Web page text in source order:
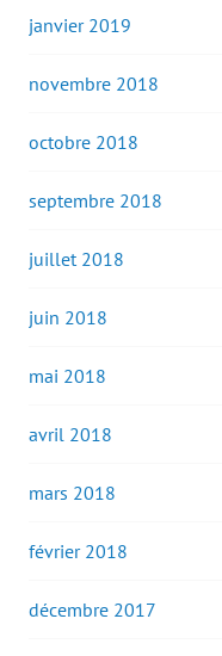
janvier 2019
novembre 2018
octobre 2018
septembre 2018
juillet 2018
juin 2018
mai 2018
avril 2018
mars 2018
février 2018
décembre 2017